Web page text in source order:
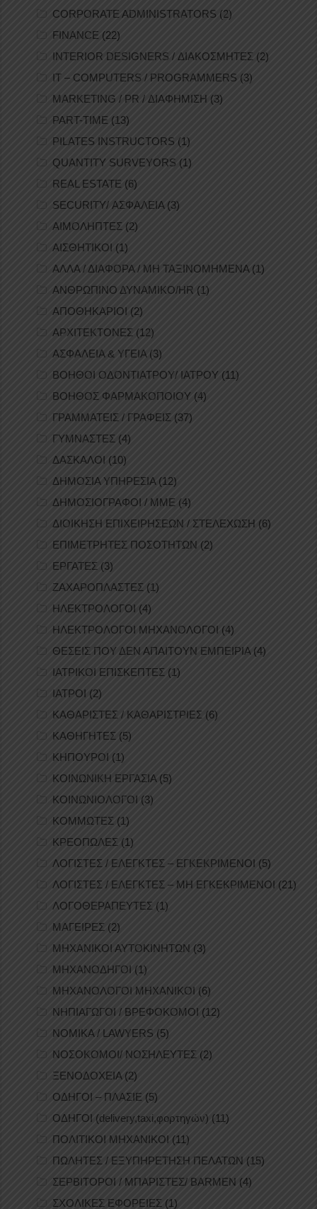
CORPORATE ADMINISTRATORS (2)
FINANCE (22)
INTERIOR DESIGNERS / ΔΙΑΚΟΣΜΗΤΕΣ (2)
IT – COMPUTERS / PROGRAMMERS (3)
MARKETING / PR / ΔΙΑΦΗΜΙΣΗ (3)
PART-TIME (13)
PILATES INSTRUCTORS (1)
QUANTITY SURVEYORS (1)
REAL ESTATE (6)
SECURITY/ ΑΣΦΑΛΕΙΑ(3)
ΑΙΜΟΛΗΠΤΕΣ (2)
ΑΙΣΘΗΤΙΚΟΙ (1)
ΑΛΛΑ / ΔΙΑΦΟΡΑ / ΜΗ ΤΑΞΙΝΟΜΗΜΕΝΑ(1)
ΑΝΘΡΩΠΙΝΟ ΔΥΝΑΜΙΚΟ/HR (1)
ΑΠΟΘΗΚΑΡΙΟΙ (2)
ΑΡΧΙΤΕΚΤΟΝΕΣ (12)
ΑΣΦΑΛΕΙΑ & ΥΓΕΙΑ (3)
ΒΟΗΘΟΙ ΟΔΟΝΤΙΑΤΡΟΥ/ ΙΑΤΡΟΥ (11)
ΒΟΗΘΟΣ ΦΑΡΜΑΚΟΠΟΙΟΥ (4)
ΓΡΑΜΜΑΤΕΙΣ / ΓΡΑΦΕΙΣ (37)
ΓΥΜΝΑΣΤΕΣ (4)
ΔΑΣΚΑΛΟΙ (10)
ΔΗΜΟΣΙΑ ΥΠΗΡΕΣΙΑ(12)
ΔΗΜΟΣΙΟΓΡΑΦΟΙ / ΜΜΕ (4)
ΔΙΟΙΚΗΣΗ ΕΠΙΧΕΙΡΗΣΕΩΝ / ΣΤΕΛΕΧΩΣΗ (6)
ΕΠΙΜΕΤΡΗΤΕΣ ΠΟΣΟΤΗΤΩΝ (2)
ΕΡΓΑΤΕΣ (3)
ΖΑΧΑΡΟΠΛΑΣΤΕΣ (1)
ΗΛΕΚΤΡΟΛΟΓΟΙ (4)
ΗΛΕΚΤΡΟΛΟΓΟΙ ΜΗΧΑΝΟΛΟΓΟΙ (4)
ΘΕΣΕΙΣ ΠΟΥ ΔΕΝ ΑΠΑΙΤΟΥΝ ΕΜΠΕΙΡΙΑ(4)
ΙΑΤΡΙΚΟΙ ΕΠΙΣΚΕΠΤΕΣ (1)
ΙΑΤΡΟΙ (2)
ΚΑΘΑΡΙΣΤΕΣ / ΚΑΘΑΡΙΣΤΡΙΕΣ (6)
ΚΑΘΗΓΗΤΕΣ (5)
ΚΗΠΟΥΡΟΙ (1)
ΚΟΙΝΩΝΙΚΗ ΕΡΓΑΣΙΑ(5)
ΚΟΙΝΩΝΙΟΛΟΓΟΙ (3)
ΚΟΜΜΩΤΕΣ (1)
ΚΡΕΟΠΩΛΕΣ (1)
ΛΟΓΙΣΤΕΣ / ΕΛΕΓΚΤΕΣ – ΕΓΚΕΚΡΙΜΕΝΟΙ (5)
ΛΟΓΙΣΤΕΣ / ΕΛΕΓΚΤΕΣ – ΜΗ ΕΓΚΕΚΡΙΜΕΝΟΙ (21)
ΛΟΓΟΘΕΡΑΠΕΥΤΕΣ (1)
ΜΑΓΕΙΡΕΣ (2)
ΜΗΧΑΝΙΚΟΙ ΑΥΤΟΚΙΝΗΤΩΝ (3)
ΜΗΧΑΝΟΔΗΓΟΙ (1)
ΜΗΧΑΝΟΛΟΓΟΙ ΜΗΧΑΝΙΚΟΙ (6)
ΝΗΠΙΑΓΩΓΟΙ / ΒΡΕΦΟΚΟΜΟΙ (12)
ΝΟΜΙΚΑ / LAWYERS (5)
ΝΟΣΟΚΟΜΟΙ/ ΝΟΣΗΛΕΥΤΕΣ (2)
ΞΕΝΟΔΟΧΕΙΑ(2)
ΟΔΗΓΟΙ – ΠΛΑΣΙΕ (5)
ΟΔΗΓΟΙ (delivery,taxi,φορτηγών) (11)
ΠΟΛΙΤΙΚΟΙ ΜΗΧΑΝΙΚΟΙ (11)
ΠΩΛΗΤΕΣ / ΕΞΥΠΗΡΕΤΗΣΗ ΠΕΛΑΤΩΝ (15)
ΣΕΡΒΙΤΟΡΟΙ / ΜΠΑΡΙΣΤΕΣ/ BARMEN (4)
ΣΧΟΛΙΚΕΣ ΕΦΟΡΕΙΕΣ (1)